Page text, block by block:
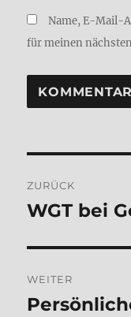
Name, E-Mail-
für meinen
ZURÜCK
Vorheriger
WGT bei
WEITER
Nächster